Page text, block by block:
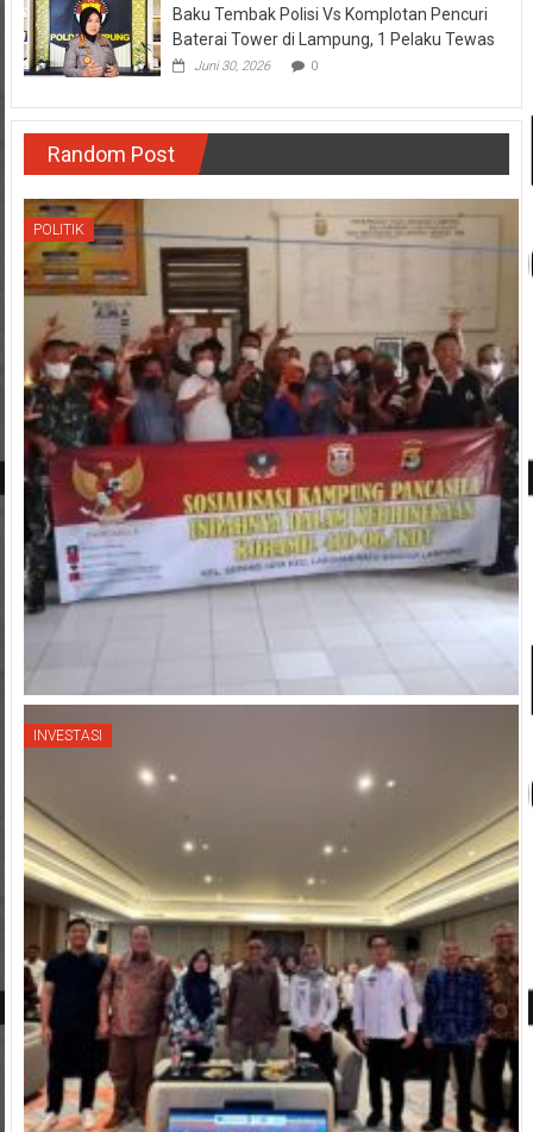
Baku Tembak Polisi Vs Komplotan Pencuri
Baterai Tower di Lampung, 1 Pelaku Tewas
Juni 30, 2026 0
Random Post
POLITIK
INVESTASI